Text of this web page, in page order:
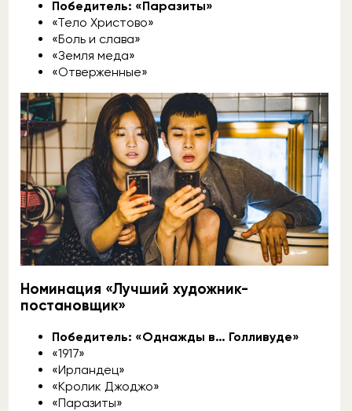
Победитель: «Паразиты»
«Тело Христово»
«Боль и слава»
«Земля меда»
«Отверженные»
Номинация «Лучший художник-
постановщик»
Победитель: «Однажды в… Голливуде»
«1917»
«Ирландец»
«Кролик Джоджо»
«Паразиты»